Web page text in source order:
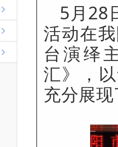
5月28
活动在
台演绎
汇》，
充分展